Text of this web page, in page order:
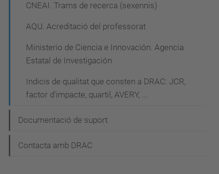
CNEAI. Trams de recerca (sexennis)
AQU. Acreditació del professorat
Ministerio de Ciencia e Innovación. Agencia
Estatal de Investigación
Indicis de qualitat que consten a DRAC: JCR,
factor d'impacte, quartil, AVERY, ...
Documentació de suport
Contacta amb DRAC